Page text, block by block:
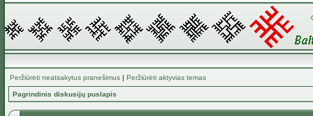
Peržiūrėti neatsakytus pranešimus | Peržiūrėti aktyvias temas
Pagrindinis diskusijų puslapis